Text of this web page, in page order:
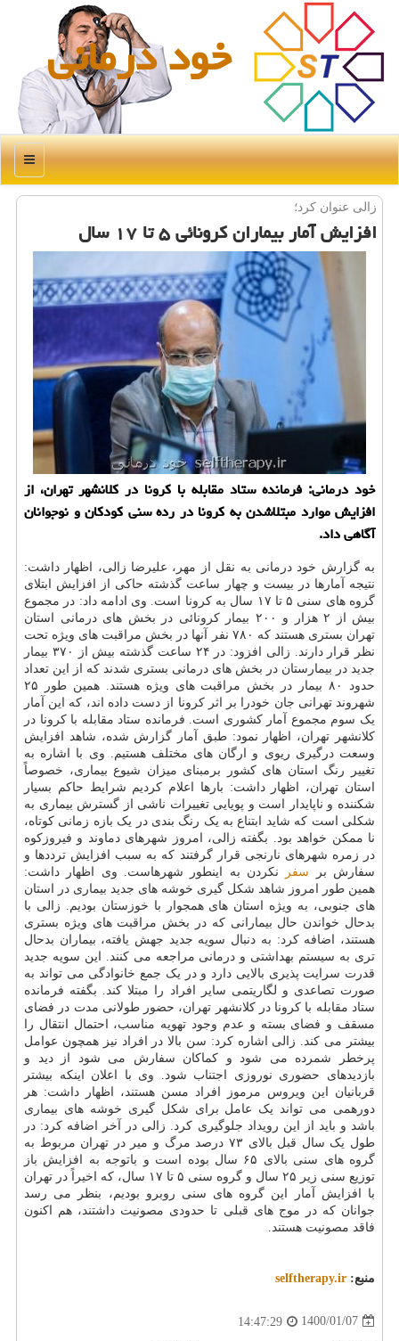
خود درمانی
منو
زالی عنوان كرد؛
افزایش آمار بیماران كرونائی ۵ تا ۱۷ سال
خود درمانی: فرمانده ستاد مقابله با کرونا در کلانشهر تهران، از
افزایش موارد مبتلاشدن به کرونا در رده سنی کودکان و نوجوانان
آگاهی داد.
به گزارش خود درمانی به نقل از مهر، علیرضا زالی، اظهار داشت:
نتیجه آمارها در بیست و چهار ساعت گذشته حاکی از افزایش ابتلای
گروه های سنی ۵ تا ۱۷ سال به کرونا است. وی ادامه داد: در مجموع
بیش از ۲ هزار و ۲۰۰ بیمار کرونائی در بخش های درمانی استان
تهران بستری هستند که ۷۸۰ نفر آنها در بخش مراقبت های ویژه تحت
نظر قرار دارند. زالی افزود: در ۲۴ ساعت گذشته بیش از ۳۷۰ بیمار
جدید در بیمارستان در بخش های درمانی بستری شدند که از این تعداد
حدود ۸۰ بیمار در بخش مراقبت های ویژه هستند. همین طور ۲۵
شهروند تهرانی جان خودرا بر اثر کرونا از دست داده اند، که این آمار
یک سوم مجموع آمار کشوری است. فرمانده ستاد مقابله با کرونا در
کلانشهر تهران، اظهار نمود: طبق آمار گزارش شده، شاهد افزایش
وسعت درگیری ریوی و ارگان های مختلف هستیم. وی با اشاره به
تغییر رنگ استان های کشور برمبنای میزان شیوع بیماری، خصوصاً
استان تهران، اظهار داشت: بارها اعلام کردیم شرایط حاکم بسیار
شکننده و ناپایدار است و پویایی تغییرات ناشی از گسترش بیماری به
شکلی است که شاید ابتناع به یک رنگ بندی در یک بازه زمانی کوتاه،
نا ممکن خواهد بود. بگفته زالی، امروز شهرهای دماوند و فیروزکوه
در زمره شهرهای نارنجی قرار گرفتند که به سبب افزایش ترددها و
سفارش بر سفر
نکردن به اینطور شهرهاست. وی اظهار داشت:
همین طور امروز شاهد شکل گیری خوشه های جدید بیماری در استان
های جنوبی، به ویژه استان های همجوار با خوزستان بودیم. زالی با
بدحال خواندن حال بیمارانی که در بخش مراقبت های ویژه بستری
هستند، اضافه کرد: به دنبال سویه جدید جهش یافته، بیماران بدحال
تری به سیستم بهداشتی و درمانی مراجعه می کنند. این سویه جدید
قدرت سرایت پذیری بالایی دارد و در یک جمع خانوادگی می تواند به
صورت تصاعدی و لگاریتمی سایر افراد را مبتلا کند. بگفته فرمانده
ستاد مقابله با کرونا در کلانشهر تهران، حضور طولانی مدت در فضای
مسقف و فضای بسته و عدم وجود تهویه مناسب، احتمال انتقال را
بیشتر می کند. زالی اشاره کرد: سن بالا در افراد نیز همچون عوامل
پرخطر شمرده می شود و کماکان سفارش می شود از دید و
بازدیدهای حضوری نوروزی اجتناب شود. وی با اعلان اینکه بیشتر
قربانیان این ویروس مرموز افراد مسن هستند، اظهار داشت: هر
دورهمی می تواند یک عامل برای شکل گیری خوشه های بیماری
باشد و باید از این رویداد جلوگیری کرد. زالی در آخر اضافه کرد: در
طول یک سال قبل بالای ۷۳ درصد مرگ و میر در تهران مربوط به
گروه های سنی بالای ۶۵ سال بوده است و باتوجه به افزایش باز
توزیع سنی زیر ۲۵ سال و گروه سنی ۵ تا ۱۷ سال، که اخیراً در تهران
با افزایش آمار این گروه های سنی روبرو بودیم، بنظر می رسد
جوانان که در موج های قبلی تا حدودی مصونیت داشتند، هم اکنون
فاقد مصونیت هستند.
منبع: selftherapy.ir
1400/01/07
14:47:29